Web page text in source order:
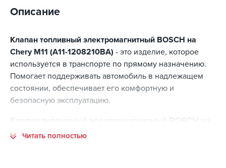
г. Киев, ул. Остафия
Описание
Клапан топливный электромагнитный BOSCH на
Chery M11 (A11-1208210BA) - это изделие, которое
используется в транспорте по прямому назначению.
Помогает поддерживать автомобиль в надлежащем
состоянии, обеспечивает его комфортную и
безопасную эксплуатацию.
преимущества
Читать полностью